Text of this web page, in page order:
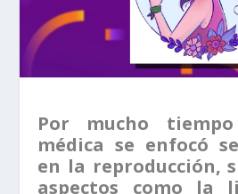
Por mucho
médica se enfocó
en la reproducción,
aspectos como la